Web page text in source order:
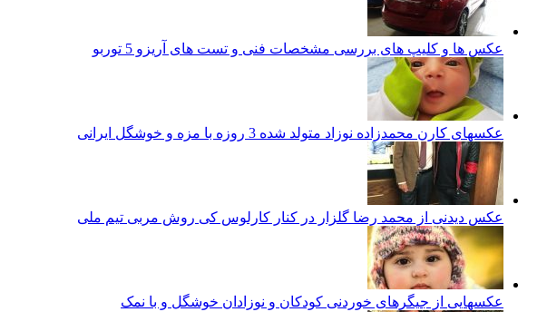
عکس ها و کلیپ های بررسی مشخصات فنی و تست های آریزو 5 توربو
عکسهای کارن محمدزاده نوزاد متولد شده 3 روزه با مزه و خوشگل ایرانی
عکس دیدنی از محمد رضا گلزار در کنار کارلوس کی روش مربی تیم ملی
عکسهایی از جیگرهای خوردنی کودکان و نوزادان خوشگل و با نمک